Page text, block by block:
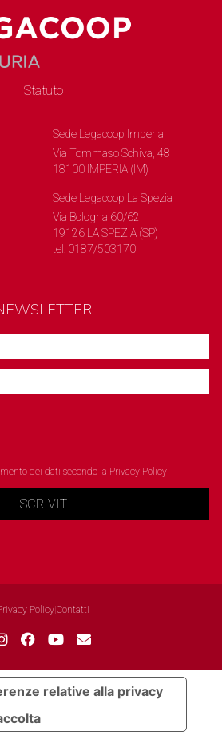
Statuto
Sede Legacoop Imperia
Via Tommaso Schiva, 48
18100 IMPERIA (IM)
Sede Legacoop La Spezia
Via Bologna 60/62
19126 LA SPEZIA (SP)
tel: 0187/503170
dei dati secondo la Privacy Policy
ISCRIVITI
Policy Contatti
relative alla privacy